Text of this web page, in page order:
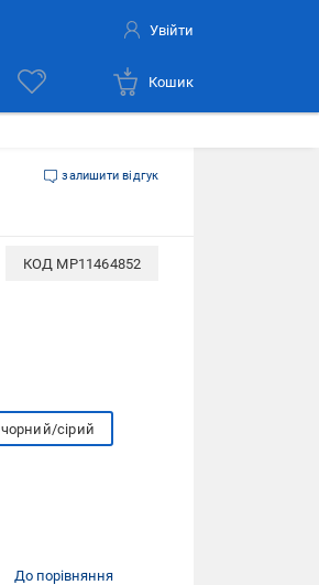
Увійти
Кошик
залишити відгук
КОД MP11464852
чорний/сірий
До порівняння